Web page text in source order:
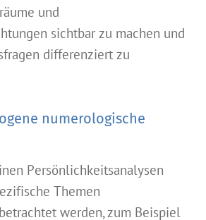
und
sichtbar zu machen und
differenziert zu
numerologische
Persönlichkeitsanalysen
Themen
werden, zum Beispiel